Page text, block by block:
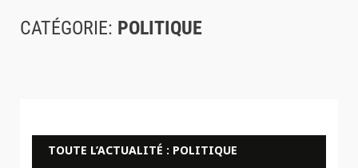
CATÉGORIE: POLITIQUE
TOUTE L’ACTUALITÉ : POLITIQUE